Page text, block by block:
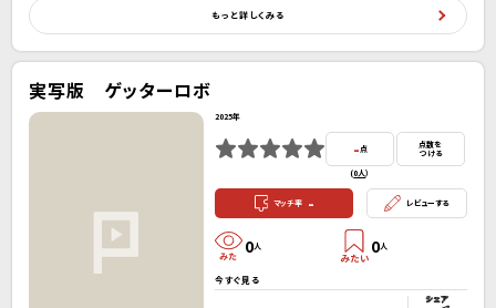
もっと詳しくみる
実写版 ゲッターロボ
2025年
-点
(0人）
点数を
つける
マッチ率 - レビューする
0人 0人
今すぐ見る